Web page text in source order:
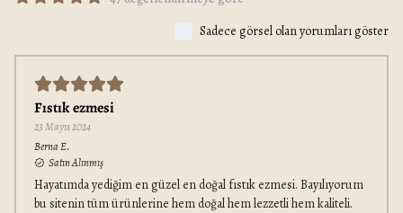
Sadece görsel olan yorumları göster
Fıstık ezmesi
23 Mayıs 2024
BernaE.
Satın Alınmış
Hayatımda yediğim en güzel en doğal fıstık ezmesi. Bayılıyorum
bu sitenin tüm ürünlerine hem doğal hem lezzetli hem kaliteli.